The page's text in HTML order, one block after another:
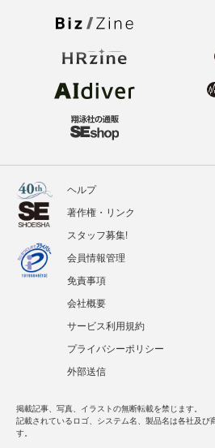
ヘルプ
著作権・リンク
スタッフ募集!
会員情報管理
免責事項
会社概要
サービス利用規約
プライバシーポリシー
外部送信
掲載記事、写真、イラストの無断転載を禁じます。
記載されているロゴ、システム名、製品名は各社及び
す。